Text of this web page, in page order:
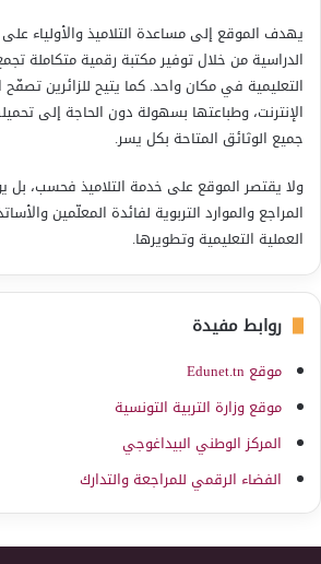
يهدف الموقع إلى مساعدة التلاميذ والأولياء
الدراسية من خلال توفير مكتبة رقمية متكاملة
التعليمية في مكان واحد. كما يتيح للزائرين تصفّح
الإنترنت، وطباعتها بسهولة دون الحاجة إلى
جميع الوثائق المتاحة بكل يسر.
ولا يقتصر الموقع على خدمة التلاميذ فحسب، بل
المراجع والموارد التربوية لفائدة المعلّمين
العملية التعليمية وتطويرها.
روابط مفيدة
موقع Edunet.tn
موقع وزارة التربية التونسية
المركز الوطني البيداغوجي
الفضاء الرقمي للمراجعة والتدارك